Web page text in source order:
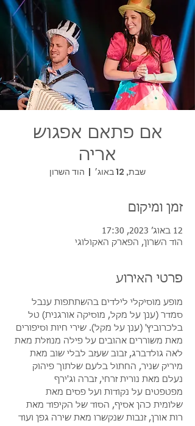
אם פתאם אפגוש
אריה
שבת, 12 באוג׳
  |
הוד השרון
זמן ומיקום
12 באוג׳ 2023, 17:30
הוד השרון, הפארק האקולוגי
פרטי האירוע
מופע מוסיקלי לילדים בהשתתפות ענבל
סמדר (ענן על מקל, מוסיקה אורגנית) טל
בלכרוביץ' (ענן על מקל). שירי חיות וסיפורים
מאת משוררים אהובים על פילה מנוזלת מאת
לאה גולדברג, זבוב שעזב לבלי שוב מאת
מיריק שניר, החתול בלעם שלתוך פיהוק
נעלם מאת נורית זרחי, זברה וג'ירף
מפטפטים על נקודות ועל פסים מאת
שלומית כהן אסיף, הסוד של הקיפוד מאת
רות אורן, זנבות שנקשרו מאת שירה גפן ועוד